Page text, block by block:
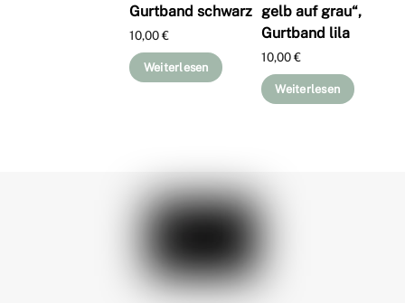
Gurtband schwarz
10,00€
Weiterlesen
gelb auf grau“,
Gurtband lila
10,00€
Weiterlesen